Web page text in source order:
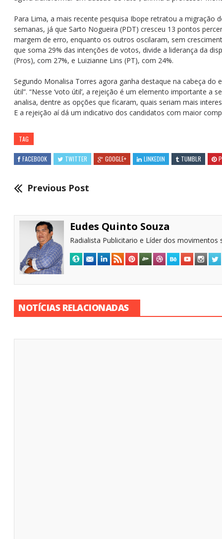
Para Lima, a mais recente pesquisa Ibope retratou a migração
semanas, já que Sarto Nogueira (PDT) cresceu 13 pontos
margem de erro, enquanto os outros oscilaram, sem
que soma 29% das intenções de votos, divide a liderança da
(Pros), com 27%, e Luizianne Lins (PT), com 24%.
Segundo Monalisa Torres agora ganha destaque na cabeça do
útil”. “Nesse ‘voto útil’, a rejeição é um elemento importante a
analisa, dentre as opções que ficaram, quais seriam mais
E a rejeição aí dá um indicativo dos candidatos com maior
TAG
FACEBOOK TWITTER GOOGLE+ LINKEDIN TUMBLR
Previous Post
Eudes Quinto Souza
Radialista Publicitario e Líder dos movimentos
NOTÍCIAS RELACIONADAS